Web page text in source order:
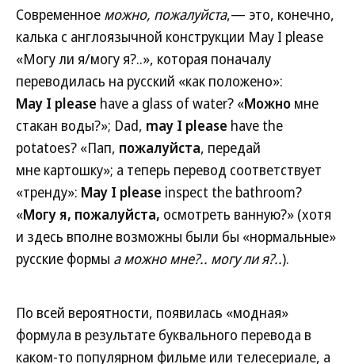
Современное можно, пожалуйста,— это, конечно,
калька с англоязычной конструкции May I please
«Могу ли я/могу я?..», которая поначалу
переводилась на русский «как положено»:
May I please have a glass of water? «Можно мне
стакан воды?»; Dad, may I please have the
potatoes? «Пап, пожалуйста, передай
мне картошку»; а теперь перевод соответствует
«тренду»: May I please inspect the bathroom?
«Могу я, пожалуйста, осмотреть ванную?» (хотя
и здесь вполне возможны были бы «нормальные»
русские формы а можно мне?.. могу ли я?..).
По всей вероятности, появилась «модная»
формула в результате буквального перевода в
каком-то популярном фильме или телесериале, а